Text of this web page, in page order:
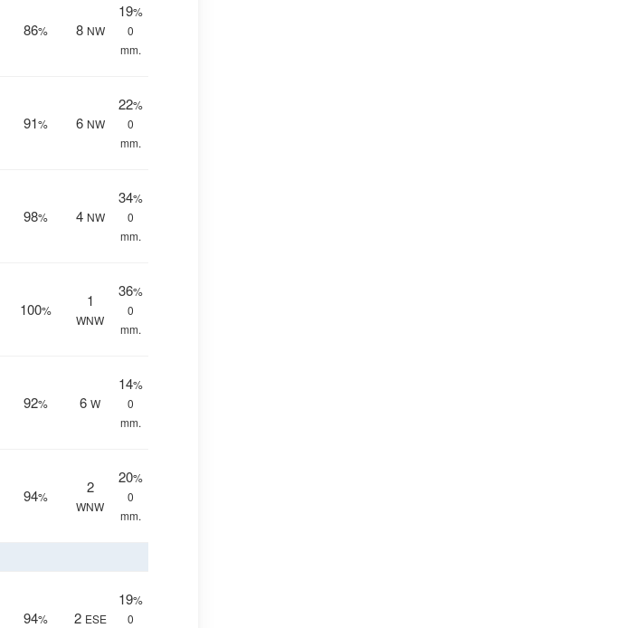
86% 8 NW
19%
0
mm.
91% 6 NW
22%
0
mm.
98% 4 NW
34%
0
mm.
100%
1
WNW
36%
0
mm.
92% 6 W
14%
0
mm.
94%
2
WNW
20%
0
mm.
94% 2 ESE
19%
0